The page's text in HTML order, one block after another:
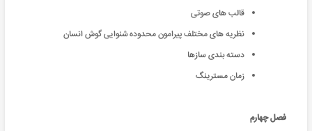
قالب های صوتی
نظریه های مختلف پیرامون محدوده شنوایی گوش انسان
دسته بندی سازها
زمان مسترینگ
فصل چهارم